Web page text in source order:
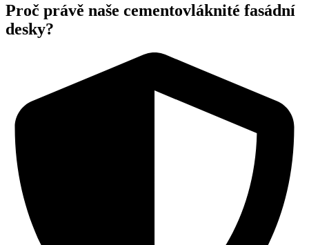
Proč právě naše cementovláknité fasádní
desky?